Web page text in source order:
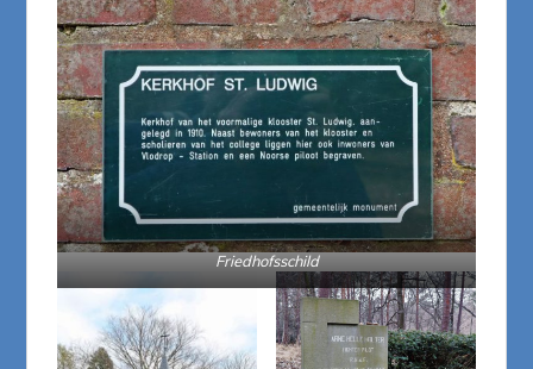
Friedhofsschild